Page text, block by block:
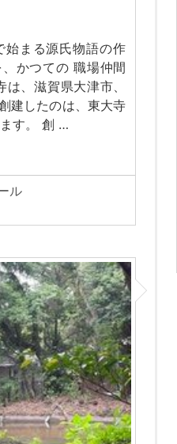
始まる源氏物語の作
かつての 職場仲間
、滋賀県大津市、
建したのは、東大寺
す。 創 …
ル